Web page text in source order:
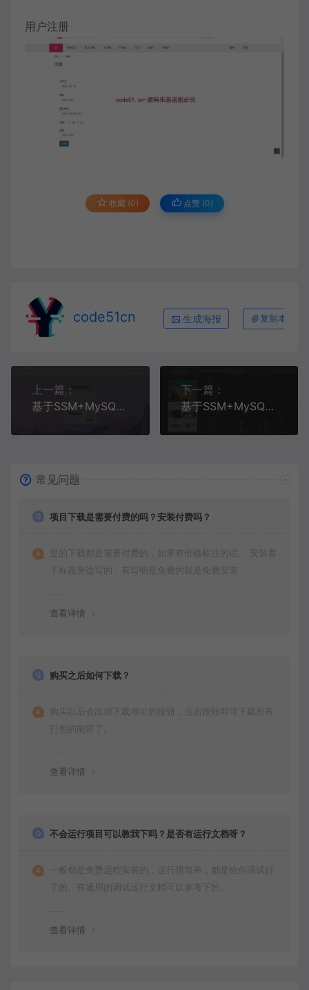
用户注册
收藏 (0) 点赞 (0)
code51cn 生成海报 复制本文链
上一篇：
基于SSM+MySQL+Hadoop+Vue前后端分离的在线网盘系统(附论文)
下一篇：
基于SSM+MySQL+Hui+微信小程序的在线订餐系统
常见问题
项目下载是需要付费的吗？安装付费吗？
是的下载都是需要付费的，如果有价格标注的话。 安装看
下标题旁边写的，有写明是免费的就是免费安装
查看详情
购买之后如何下载？
购买以后会出现下载地址的按钮，点击按钮即可下载所有
打包的能容了。
查看详情
不会运行项目可以教我下吗？是否有运行文档呀？
一般都是免费远程安装的，运行很简单，都是给你调试好
了的。有通用的调试运行文档可以参考下的。
查看详情